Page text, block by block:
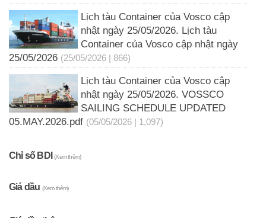
Lịch tàu Container của Vosco cập
nhật ngày 25/05/2026. Lịch tàu
Container của Vosco cập nhật ngày
25/05/2026 (25/05/2026 | 866)
Lịch tàu Container của Vosco cập
nhật ngày 25/05/2026. VOSSCO
SAILING SCHEDULE UPDATED
05.MAY.2026.pdf (05/05/2026 | 1,097)
Chỉ số BDI(Xem thêm)
Giá dầu (Xem thêm)